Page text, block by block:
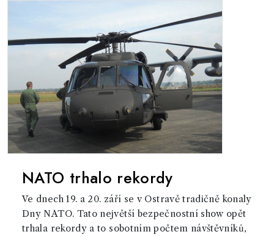
NATO trhalo rekordy
Ve dnech 19. a 20. září se v Ostravě tradičně konaly
Dny NATO. Tato největší bezpečnostní show opět
trhala rekordy a to sobotním počtem návštěvníků,